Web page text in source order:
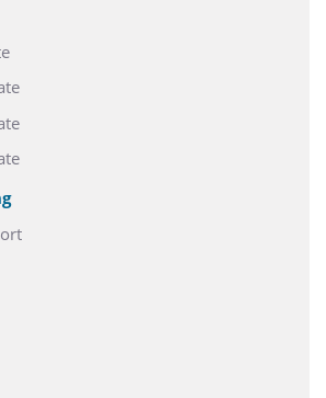
sorgt unser Fitnessbereich.
Fitnessgeräte lassen Sie den
Zeit vergessen. Der direkt daneben
ideale Joggingwege und lädt zum
Spaziergänge ein.
Gastgeber in der Hauptstadt